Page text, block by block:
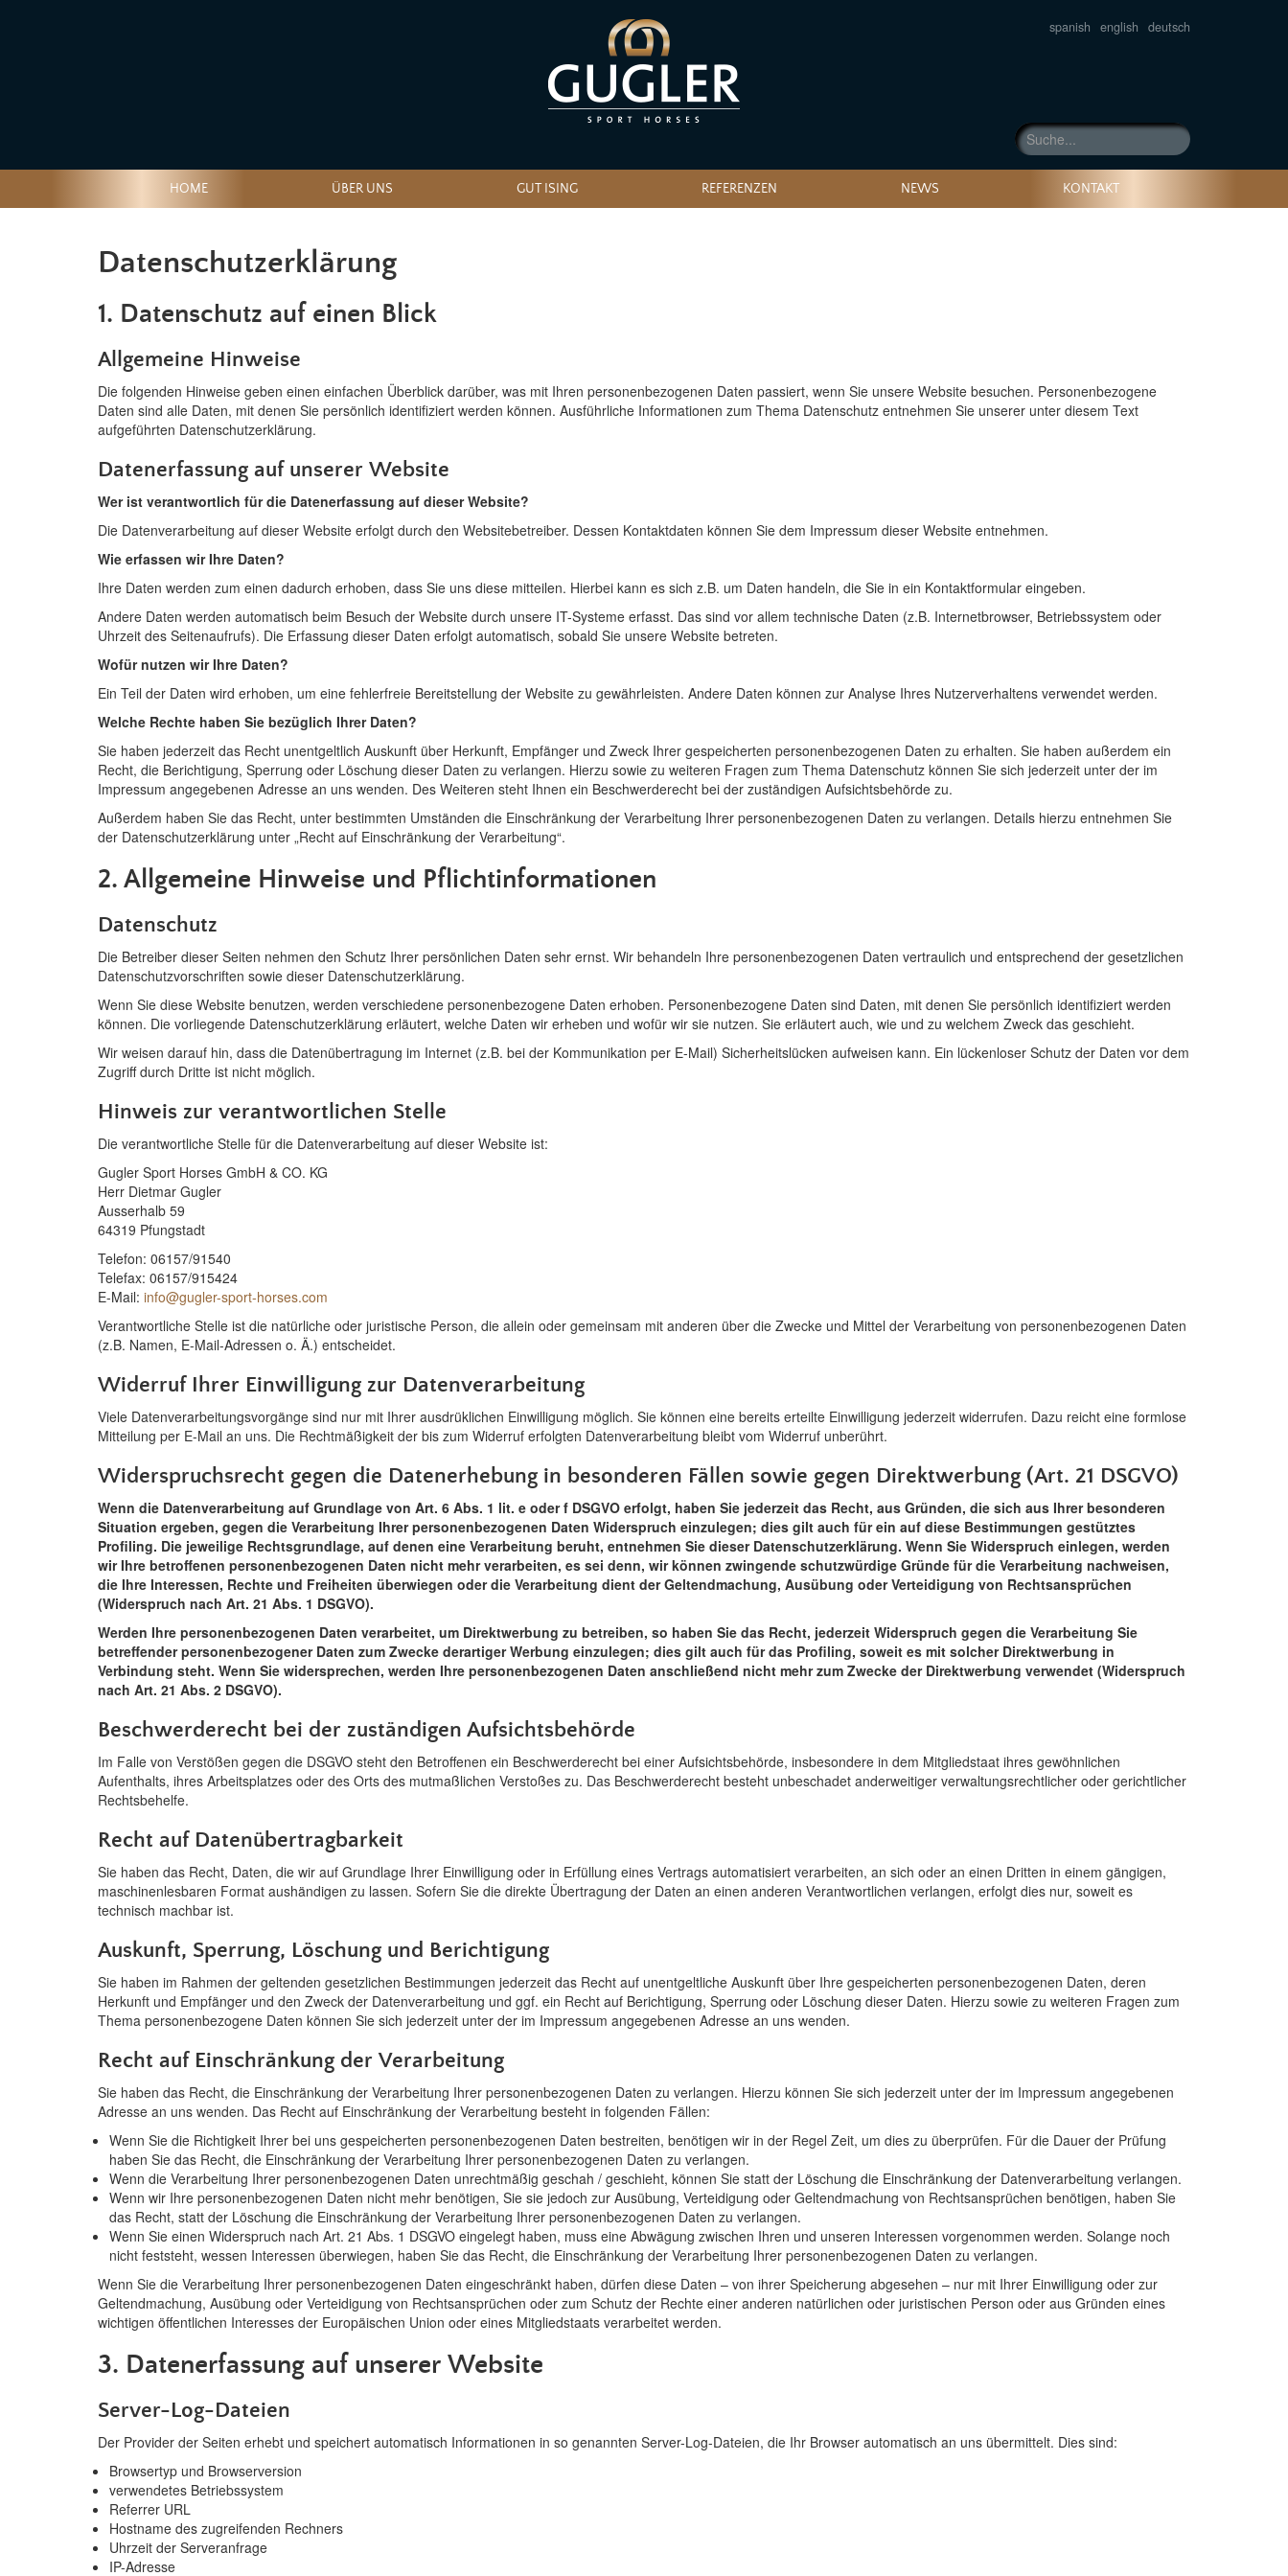
deutsch
english
spanish
HOME ÜBER UNS GUT ISING REFERENZEN NEWS KONTAKT
Datenschutzerklärung
1. Datenschutz auf einen Blick
Allgemeine Hinweise
Die folgenden Hinweise geben einen einfachen Überblick darüber, was mit Ihren personenbezogenen Daten passiert, wenn Sie unsere Website besuchen. Personenbezogene
Daten sind alle Daten, mit denen Sie persönlich identifiziert werden können. Ausführliche Informationen zum Thema Datenschutz entnehmen Sie unserer unter diesem Text
aufgeführten Datenschutzerklärung.
Datenerfassung auf unserer Website
Wer ist verantwortlich für die Datenerfassung auf dieser Website?
Die Datenverarbeitung auf dieser Website erfolgt durch den Websitebetreiber. Dessen Kontaktdaten können Sie dem Impressum dieser Website entnehmen.
Wie erfassen wir Ihre Daten?
Ihre Daten werden zum einen dadurch erhoben, dass Sie uns diese mitteilen. Hierbei kann es sich z.B. um Daten handeln, die Sie in ein Kontaktformular eingeben.
Andere Daten werden automatisch beim Besuch der Website durch unsere IT-Systeme erfasst. Das sind vor allem technische Daten (z.B. Internetbrowser, Betriebssystem oder
Uhrzeit des Seitenaufrufs). Die Erfassung dieser Daten erfolgt automatisch, sobald Sie unsere Website betreten.
Wofür nutzen wir Ihre Daten?
Ein Teil der Daten wird erhoben, um eine fehlerfreie Bereitstellung der Website zu gewährleisten. Andere Daten können zur Analyse Ihres Nutzerverhaltens verwendet werden.
Welche Rechte haben Sie bezüglich Ihrer Daten?
Sie haben jederzeit das Recht unentgeltlich Auskunft über Herkunft, Empfänger und Zweck Ihrer gespeicherten personenbezogenen Daten zu erhalten. Sie haben außerdem ein
Recht, die Berichtigung, Sperrung oder Löschung dieser Daten zu verlangen. Hierzu sowie zu weiteren Fragen zum Thema Datenschutz können Sie sich jederzeit unter der im
Impressum angegebenen Adresse an uns wenden. Des Weiteren steht Ihnen ein Beschwerderecht bei der zuständigen Aufsichtsbehörde zu.
Außerdem haben Sie das Recht, unter bestimmten Umständen die Einschränkung der Verarbeitung Ihrer personenbezogenen Daten zu verlangen. Details hierzu entnehmen Sie
der Datenschutzerklärung unter „Recht auf Einschränkung der Verarbeitung“.
2. Allgemeine Hinweise und Pflichtinformationen
Datenschutz
Die Betreiber dieser Seiten nehmen den Schutz Ihrer persönlichen Daten sehr ernst. Wir behandeln Ihre personenbezogenen Daten vertraulich und entsprechend der gesetzlichen
Datenschutzvorschriften sowie dieser Datenschutzerklärung.
Wenn Sie diese Website benutzen, werden verschiedene personenbezogene Daten erhoben. Personenbezogene Daten sind Daten, mit denen Sie persönlich identifiziert werden
können. Die vorliegende Datenschutzerklärung erläutert, welche Daten wir erheben und wofür wir sie nutzen. Sie erläutert auch, wie und zu welchem Zweck das geschieht.
Wir weisen darauf hin, dass die Datenübertragung im Internet (z.B. bei der Kommunikation per E-Mail) Sicherheitslücken aufweisen kann. Ein lückenloser Schutz der Daten vor dem
Zugriff durch Dritte ist nicht möglich.
Hinweis zur verantwortlichen Stelle
Die verantwortliche Stelle für die Datenverarbeitung auf dieser Website ist:
Gugler Sport Horses GmbH & CO. KG
Herr Dietmar Gugler
Ausserhalb 59
64319 Pfungstadt
Telefon: 06157/91540
Telefax: 06157/915424
E-Mail: info@gugler-sport-horses.com
Verantwortliche Stelle ist die natürliche oder juristische Person, die allein oder gemeinsam mit anderen über die Zwecke und Mittel der Verarbeitung von personenbezogenen Daten
(z.B. Namen, E-Mail-Adressen o. Ä.) entscheidet.
Widerruf Ihrer Einwilligung zur Datenverarbeitung
Viele Datenverarbeitungsvorgänge sind nur mit Ihrer ausdrüklichen Einwilligung möglich. Sie können eine bereits erteilte Einwilligung jederzeit widerrufen. Dazu reicht eine formlose
Mitteilung per E-Mail an uns. Die Rechtmäßigkeit der bis zum Widerruf erfolgten Datenverarbeitung bleibt vom Widerruf unberührt.
Widerspruchsrecht gegen die Datenerhebung in besonderen Fällen sowie gegen Direktwerbung (Art. 21 DSGVO)
Wenn die Datenverarbeitung auf Grundlage von Art. 6 Abs. 1 lit. e oder f DSGVO erfolgt, haben Sie jederzeit das Recht, aus Gründen, die sich aus Ihrer besonderen
Situation ergeben, gegen die Verarbeitung Ihrer personenbezogenen Daten Widerspruch einzulegen; dies gilt auch für ein auf diese Bestimmungen gestütztes
Profiling. Die jeweilige Rechtsgrundlage, auf denen eine Verarbeitung beruht, entnehmen Sie dieser Datenschutzerklärung. Wenn Sie Widerspruch einlegen, werden
wir Ihre betroffenen personenbezogenen Daten nicht mehr verarbeiten, es sei denn, wir können zwingende schutzwürdige Gründe für die Verarbeitung nachweisen,
die Ihre Interessen, Rechte und Freiheiten überwiegen oder die Verarbeitung dient der Geltendmachung, Ausübung oder Verteidigung von Rechtsansprüchen
(Widerspruch nach Art. 21 Abs. 1 DSGVO).
Werden Ihre personenbezogenen Daten verarbeitet, um Direktwerbung zu betreiben, so haben Sie das Recht, jederzeit Widerspruch gegen die Verarbeitung Sie
betreffender personenbezogener Daten zum Zwecke derartiger Werbung einzulegen; dies gilt auch für das Profiling, soweit es mit solcher Direktwerbung in
Verbindung steht. Wenn Sie widersprechen, werden Ihre personenbezogenen Daten anschließend nicht mehr zum Zwecke der Direktwerbung verwendet (Widerspruch
nach Art. 21 Abs. 2 DSGVO).
Beschwerderecht bei der zuständigen Aufsichtsbehörde
Im Falle von Verstößen gegen die DSGVO steht den Betroffenen ein Beschwerderecht bei einer Aufsichtsbehörde, insbesondere in dem Mitgliedstaat ihres gewöhnlichen
Aufenthalts, ihres Arbeitsplatzes oder des Orts des mutmaßlichen Verstoßes zu. Das Beschwerderecht besteht unbeschadet anderweitiger verwaltungsrechtlicher oder gerichtlicher
Rechtsbehelfe.
Recht auf Datenübertragbarkeit
Sie haben das Recht, Daten, die wir auf Grundlage Ihrer Einwilligung oder in Erfüllung eines Vertrags automatisiert verarbeiten, an sich oder an einen Dritten in einem gängigen,
maschinenlesbaren Format aushändigen zu lassen. Sofern Sie die direkte Übertragung der Daten an einen anderen Verantwortlichen verlangen, erfolgt dies nur, soweit es
technisch machbar ist.
Auskunft, Sperrung, Löschung und Berichtigung
Sie haben im Rahmen der geltenden gesetzlichen Bestimmungen jederzeit das Recht auf unentgeltliche Auskunft über Ihre gespeicherten personenbezogenen Daten, deren
Herkunft und Empfänger und den Zweck der Datenverarbeitung und ggf. ein Recht auf Berichtigung, Sperrung oder Löschung dieser Daten. Hierzu sowie zu weiteren Fragen zum
Thema personenbezogene Daten können Sie sich jederzeit unter der im Impressum angegebenen Adresse an uns wenden.
Recht auf Einschränkung der Verarbeitung
Sie haben das Recht, die Einschränkung der Verarbeitung Ihrer personenbezogenen Daten zu verlangen. Hierzu können Sie sich jederzeit unter der im Impressum angegebenen
Adresse an uns wenden. Das Recht auf Einschränkung der Verarbeitung besteht in folgenden Fällen:
Wenn Sie die Richtigkeit Ihrer bei uns gespeicherten personenbezogenen Daten bestreiten, benötigen wir in der Regel Zeit, um dies zu überprüfen. Für die Dauer der Prüfung
haben Sie das Recht, die Einschränkung der Verarbeitung Ihrer personenbezogenen Daten zu verlangen.
Wenn die Verarbeitung Ihrer personenbezogenen Daten unrechtmäßig geschah / geschieht, können Sie statt der Löschung die Einschränkung der Datenverarbeitung verlangen.
Wenn wir Ihre personenbezogenen Daten nicht mehr benötigen, Sie sie jedoch zur Ausübung, Verteidigung oder Geltendmachung von Rechtsansprüchen benötigen, haben Sie
das Recht, statt der Löschung die Einschränkung der Verarbeitung Ihrer personenbezogenen Daten zu verlangen.
Wenn Sie einen Widerspruch nach Art. 21 Abs. 1 DSGVO eingelegt haben, muss eine Abwägung zwischen Ihren und unseren Interessen vorgenommen werden. Solange noch
nicht feststeht, wessen Interessen überwiegen, haben Sie das Recht, die Einschränkung der Verarbeitung Ihrer personenbezogenen Daten zu verlangen.
Wenn Sie die Verarbeitung Ihrer personenbezogenen Daten eingeschränkt haben, dürfen diese Daten – von ihrer Speicherung abgesehen – nur mit Ihrer Einwilligung oder zur
Geltendmachung, Ausübung oder Verteidigung von Rechtsansprüchen oder zum Schutz der Rechte einer anderen natürlichen oder juristischen Person oder aus Gründen eines
wichtigen öffentlichen Interesses der Europäischen Union oder eines Mitgliedstaats verarbeitet werden.
3. Datenerfassung auf unserer Website
Server-Log-Dateien
Der Provider der Seiten erhebt und speichert automatisch Informationen in so genannten Server-Log-Dateien, die Ihr Browser automatisch an uns übermittelt. Dies sind:
Browsertyp und Browserversion
verwendetes Betriebssystem
Referrer URL
Hostname des zugreifenden Rechners
Uhrzeit der Serveranfrage
IP-Adresse